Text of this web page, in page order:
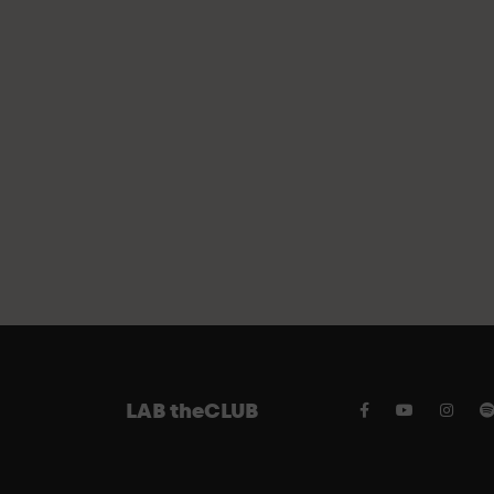
LAB theCLUB